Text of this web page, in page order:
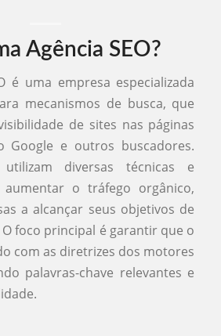
Agência SEO?
é uma empresa especializada
mecanismos de busca, que
de sites nas páginas
Google e outros buscadores.
utilizam diversas técnicas e
aumentar o tráfego orgânico,
a alcançar seus objetivos de
foco principal é garantir que o
com as diretrizes dos motores
palavras-chave relevantes e